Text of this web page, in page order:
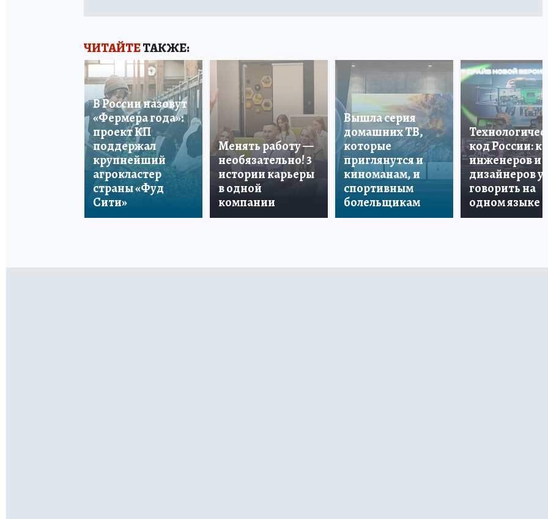
ЧИТАЙТЕТАКЖЕ:
В России назовут
«Фермера года»:
проект КП
поддержал
крупнейший
агрокластер
страны «Фуд
Сити»
Менять работу —
необязательно! 3
истории карьеры
в одной
компании
Вышла серия
домашних ТВ,
которые
приглянутся и
киноманам, и
спортивным
болельщикам
код России: как
инженеров и
дизайнеров
говорить на
одном языке